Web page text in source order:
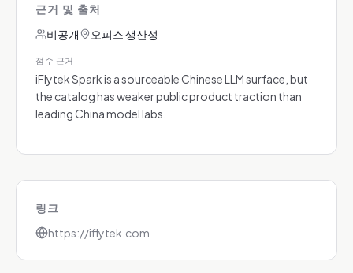
근거 및 출처
비공개
오피스 생산성
점수 근거
iFlytek Spark is a sourceable Chinese LLM surface, but
the catalog has weaker public product traction than
leading China model labs.
링크
https://iflytek.com